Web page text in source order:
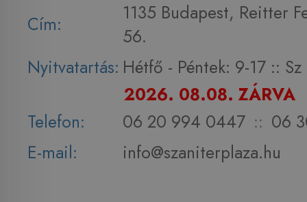
Cím:
1135 Budapest, Reitter
56.
Nyitvatartás: Hétfő - Péntek: 9-17 :: Sz
2026. 08.08. ZÁRVA
Telefon:
06 20 994 0447 :: 06
E-mail:
info@szaniterplaza.hu